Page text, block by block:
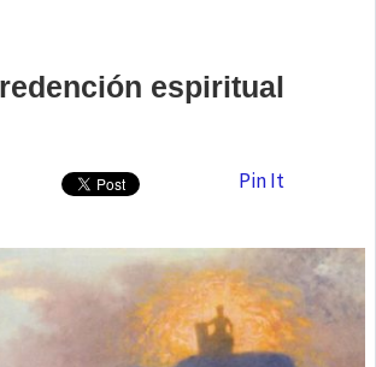
espiritual
Pin It